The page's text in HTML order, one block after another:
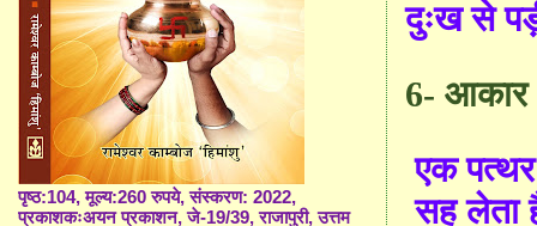
दुःख से
6- आकार
एक
सह लेता
पृष्ठ:104, मूल्य:260 रुपये, संस्करण: 2022,
प्रकाशकःअयन प्रकाशन, जे-19/39, राजापुरी, उत्तम